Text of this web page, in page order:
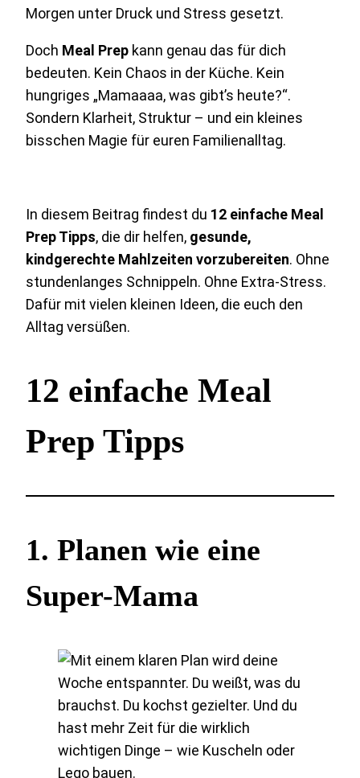
Morgen unter Druck und Stress gesetzt.
Doch Meal Prep kann genau das für dich
bedeuten. Kein Chaos in der Küche. Kein
hungriges „Mamaaaa, was gibt’s heute?“.
Sondern Klarheit, Struktur – und ein kleines
bisschen Magie für euren Familienalltag.
In diesem Beitrag findest du 12 einfache Meal
Prep Tipps, die dir helfen, gesunde,
kindgerechte Mahlzeiten vorzubereiten. Ohne
stundenlanges Schnippeln. Ohne Extra-Stress.
Dafür mit vielen kleinen Ideen, die euch den
Alltag versüßen.
12 einfache Meal
Prep Tipps
1. Planen wie eine
Super-Mama